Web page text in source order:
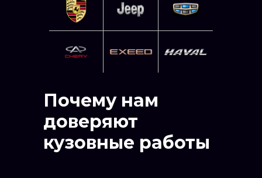
Почему нам
доверяют
кузовные работы